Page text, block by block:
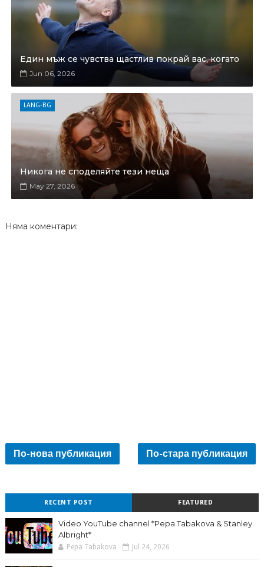
Един мъж се чувства щастлив покрай вас, когато
Jun 06, 2026
LANG-BG
Никога не споделяйте тези неща
May 27, 2026
Няма коментари:
По-нова публикация По-стара публикация
RECENT POST FEATURED
Video YouTube channel *Pepa Tabakova & Stanley
Albright*
Pepa Tabakova Jul 24, 2026